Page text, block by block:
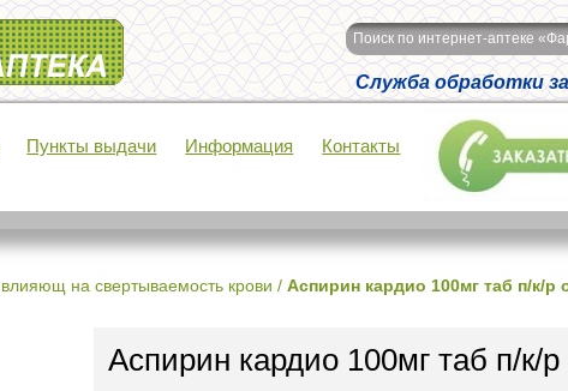
Поиск по интернет-аптеке
Служба обработки
Пункты выдачи Информация Контакты
на свертываемость крови / Аспирин кардио 100мг таб п/к/
Аспирин кардио 100мг таб п/к/